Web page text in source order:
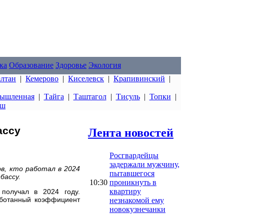
Образование Здоровье Экология
| Кемерово | Киселевск | Крапивинский |
| Тайга | Таштагол| Тисуль| Топки |
кто работал в 2024
в 2024 году.
коэффициент
Лента новостей
10:30
Росгвардейцы
задержали мужчину,
пытавшегося
проникнуть в
квартиру
незнакомой ему
новокузнечанки